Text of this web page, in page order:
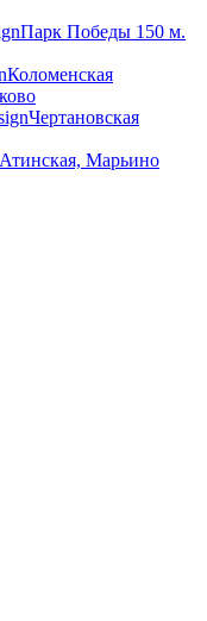
Парк Победы 150 м.
Коломенская
Чертановская
Марьино